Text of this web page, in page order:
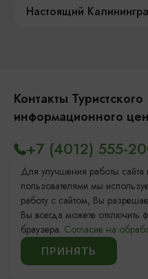
Настоящий
Контакты Туристского
информационного
Площадь Победы, 1
ул. Октябрьская, 2/3
+7 (4012) 555-
8 (800) 200-55-
info@visit-
Для улучшения работы сайта
пользователями мы
работу с сайтом, Вы
Вы всегда можете отключить
браузера. Согласие на
ПРИНЯТЬ